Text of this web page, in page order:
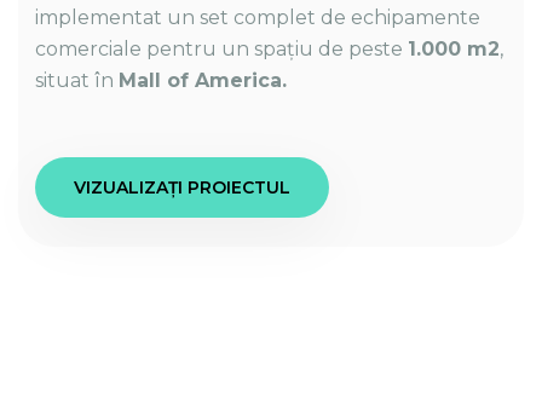
implementat un set complet de echipamente
comerciale pentru un spațiu de peste 1.000 m2,
situat în Mall of America.
VIZUALIZAȚI PROIECTUL